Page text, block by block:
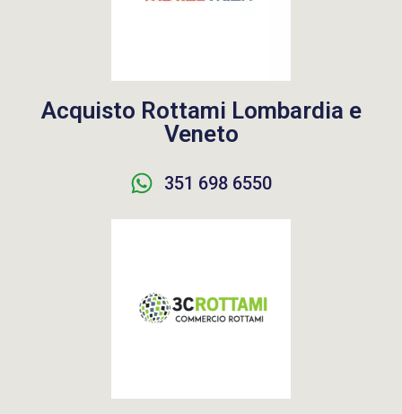
Acquisto Rottami Lombardia e
Veneto
351 698 6550